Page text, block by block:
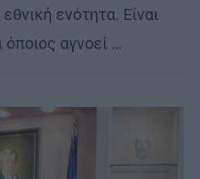
ενότητα. Είναι
αγνοεί …